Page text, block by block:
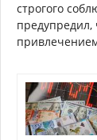
строгого
предупредил,